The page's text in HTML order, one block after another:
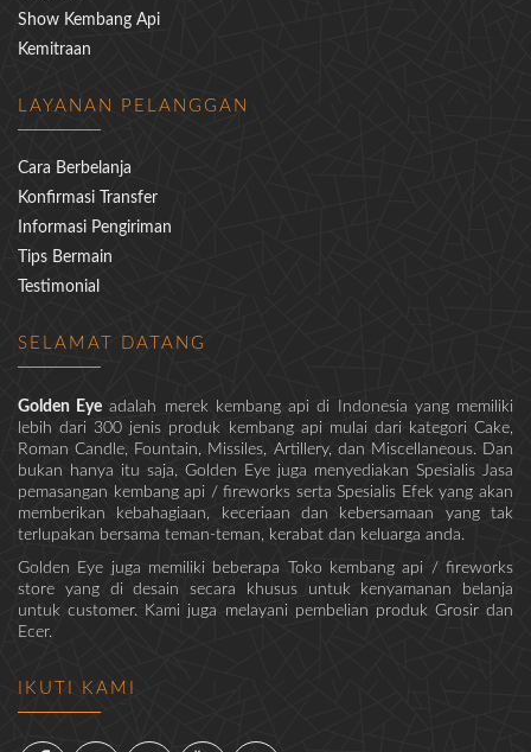
Show Kembang Api
Kemitraan
LAYANAN PELANGGAN
Cara Berbelanja
Konfirmasi Transfer
Informasi Pengiriman
Tips Bermain
Testimonial
SELAMAT DATANG
Golden Eye adalah merek kembang api di Indonesia yang memiliki
lebih dari 300 jenis produk kembang api mulai dari kategori Cake,
Roman Candle, Fountain, Missiles, Artillery, dan Miscellaneous. Dan
bukan hanya itu saja, Golden Eye juga menyediakan Spesialis Jasa
pemasangan kembang api / fireworks serta Spesialis Efek yang akan
memberikan kebahagiaan, keceriaan dan kebersamaan yang tak
terlupakan bersama teman-teman, kerabat dan keluarga anda.
Golden Eye juga memiliki beberapa Toko kembang api / fireworks
store yang di desain secara khusus untuk kenyamanan belanja
untuk customer. Kami juga melayani pembelian produk Grosir dan
Ecer.
IKUTI KAMI